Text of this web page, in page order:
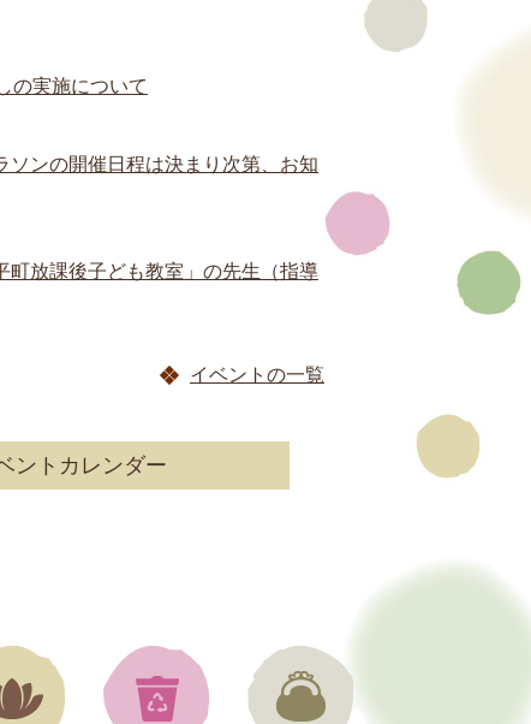
の実施について
ソンの開催日程は決まり次第、お知
町放課後子ども教室」の先生（指導
イベントの一覧
ントカレンダー